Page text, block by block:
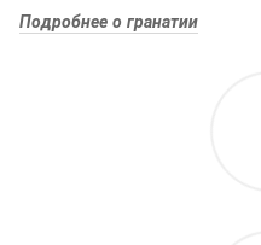
Подробнее о гранатии